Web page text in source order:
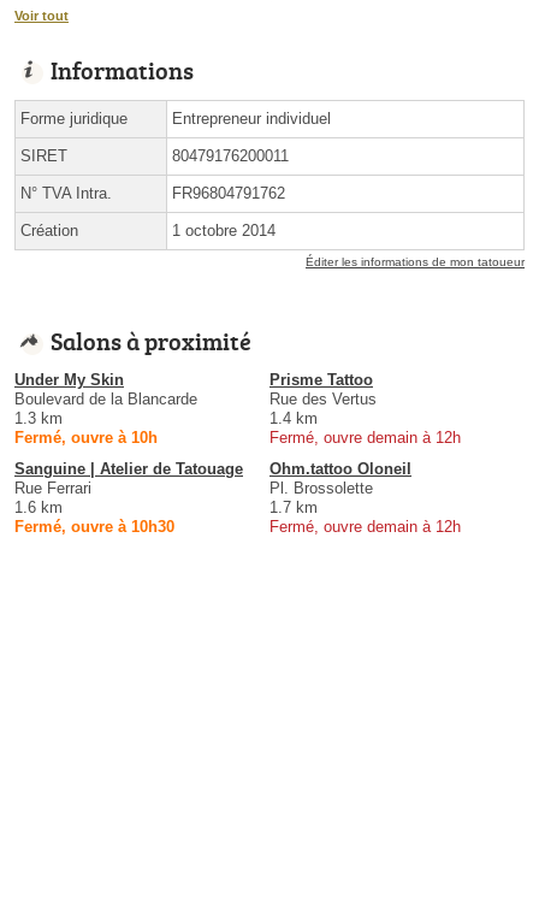
Voir tout
Informations
Forme juridique Entrepreneur individuel
SIRET 80479176200011
N° TVA Intra. FR96804791762
Création 1 octobre 2014
Éditer les informations de mon tatoueur
Salons à proximité
Under My Skin
Boulevard de la Blancarde
1.3 km
Fermé, ouvre à 10h
Prisme Tattoo
Rue des Vertus
1.4 km
Fermé, ouvre demain à 12h
Sanguine | Atelier de Tatouage
Rue Ferrari
1.6 km
Fermé, ouvre à 10h30
Ohm.tattoo Oloneil
Pl. Brossolette
1.7 km
Fermé, ouvre demain à 12h